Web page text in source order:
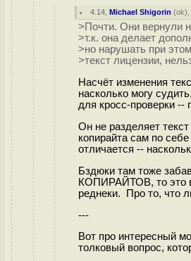
4.14 ,Michael Shigorin (ok),
>Почти. Они вернули
>т.к. она делает
>но нарушать при
>текст лицензии,
Насчёт изменения
насколько могу
для кросс-проверки --
Он не разделяет
копирайта сам по
отличается --
Бздюки там тоже
КОПИРАЙТОВ, то это
реднеки. Про то, что
---
Вот про интересный
толковый вопрос,